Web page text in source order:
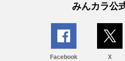
みんカラ公
Facebook X